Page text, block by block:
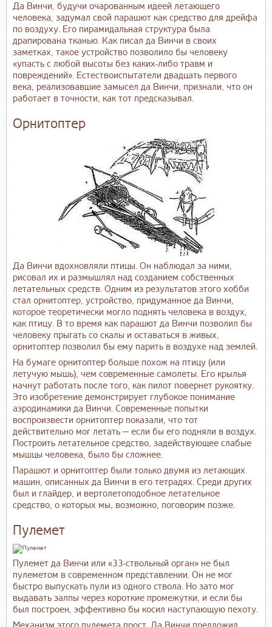
Да Винчи, будучи очарованным идеей летающего
человека, задумал свой парашют как средство для дрейфа
по воздуху. Его пирамидальная структура была
драпирована тканью. Как писал да Винчи в своих
заметках, такое устройство позволило бы человеку
«упасть с любой высоты без каких-либо травм и
повреждений». Естествоиспытатели двадцать первого
века, реализовавшие замысел да Винчи, признали, что он
работает в точности, как тот предсказывал.
Орнитоптер
Да Винчи вдохновляли птицы. Он наблюдал за ними,
рисовал их и размышлял над созданием собственных
летательных средств. Одним из результатов этого хобби
стал орнитоптер, устройство, придуманное да Винчи,
которое теоретически могло поднять человека в воздух,
как птицу. В то время как парашют да Винчи позволил бы
человеку прыгать со скалы и оставаться в живых,
орнитоптер позволил бы ему парить в воздухе над землей.
На бумаге орнитоптер больше похож на птицу (или
летучую мышь), чем современные самолеты. Его крылья
начнут работать после того, как пилот повернет рукоятку.
Это изобретение демонстрирует глубокое понимание
аэродинамики да Винчи. Современные попытки
воспроизвести орнитоптер показали, что тот
действительно мог летать — если бы его подняли в воздух.
Построить летательное средство, задействующее слабые
мышцы человека, было бы сложнее.
Парашют и орнитоптер были только двумя из летающих
машин, описанных да Винчи в его тетрадях. Среди других
был и глайдер, и вертолетоподобное летательное
средство, о которых мы, возможно, поговорим позже.
Пулемет
Пулемет да Винчи или «33-ствольный орган» не был
пулеметом в современном представлении. Он не мог
быстро выпускать пули из одного ствола. Но зато мог
выдавать залпы через короткие промежутки, и если бы
был построен, эффективно бы косил наступающую пехоту.